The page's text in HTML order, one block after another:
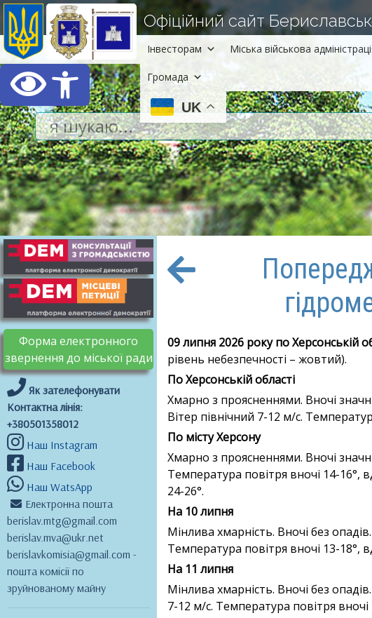
Відкрити Панель
Офіційний сайт
Інвесторам Міська військова
Громада
UK
Форма електронного
звернення до міської ради
Як зателефонувати
Контактна лінія:
+380501358012
Наш Instagram
Наш Facebook
Наш WatsApp
Електронна пошта
berislav.mtg@gmail.com
berislav.mva@ukr.net
berislavkomisia@gmail.com -
пошта комісії по
зруйнованому майну
09 липня 2026 року по Херсонській
рівень небезпечності – жовтий).
По Херсонській області
Хмарно з проясненнями. Вночі
Вітер північний 7-12 м/с.
По місту Херсону
Хмарно з проясненнями. Вночі
Температура повітря вночі 14-16°,
24-26°.
На 10 липня
Мінлива хмарність. Вночі без
Температура повітря вночі 13-18°,
На 11 липня
Мінлива хмарність. Вночі без
7-12 м/с. Температура повітря вночі